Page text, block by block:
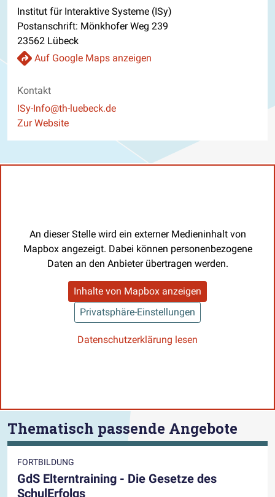
Institut für Interaktive Systeme (ISy)
Postanschrift: Mönkhofer Weg 239
23562 Lübeck
Auf Google Maps anzeigen
Kontakt
E-Mail
ISy-Info@th-luebeck.de
Website
Zur Website
An dieser Stelle wird ein externer Medieninhalt von
Mapbox angezeigt. Dabei können personenbezogene
Daten an den Anbieter übertragen werden.
Inhalte von Mapbox anzeigen
Privatsphäre-Einstellungen
Datenschutzerklärung lesen
Thematisch passende Angebote
FORTBILDUNG
GdS Elterntraining - Die Gesetze des
SchulErfolgs